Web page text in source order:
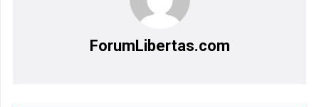
ForumLibertas.com